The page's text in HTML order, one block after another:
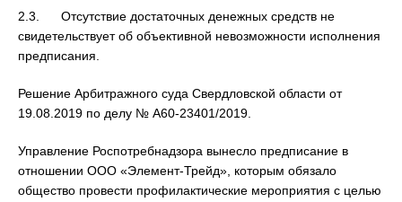
2.3. Отсутствие достаточных денежных средств не
свидетельствует об объективной невозможности исполнения
предписания.
Решение Арбитражного суда Свердловской области от
19.08.2019 по делу № А60-23401/2019.
Управление Роспотребнадзора вынесло предписание в
отношении ООО «Элемент-Трейд», которым обязало
общество провести профилактические мероприятия с целью